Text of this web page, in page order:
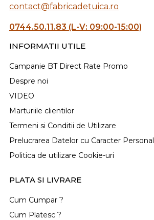
contact@fabricadetuica.ro
0744.50.11.83 (L-V: 09:00-15:00)
INFORMATII UTILE
Campanie BT Direct Rate Promo
Despre noi
VIDEO
Marturiile clientilor
Termeni si Conditii de Utilizare
Prelucrarea Datelor cu Caracter Personal
Politica de utilizare Cookie-uri
PLATA SI LIVRARE
Cum Cumpar ?
Cum Platesc ?